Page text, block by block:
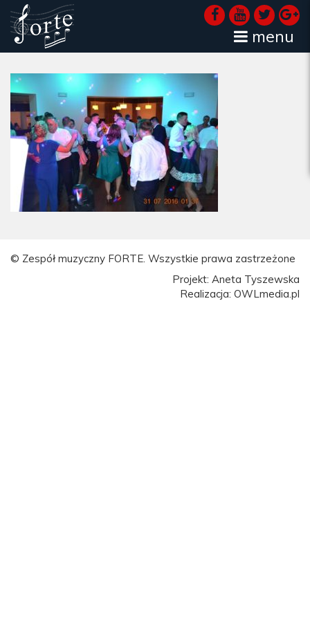
menu
© Zespół muzyczny FORTE. Wszystkie prawa zastrzeżone
Projekt: Aneta Tyszewska
Realizacja: OWLmedia.pl